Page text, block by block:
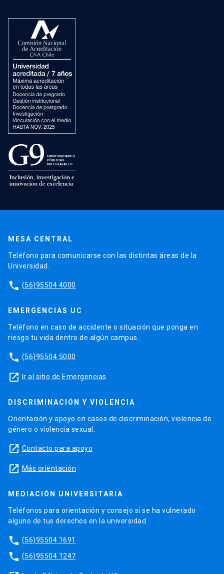
MESA CENTRAL
Teléfono para comunicarse con las distintas áreas de la
Universidad.
phone (56)95504 4000
EMERGENCIAS UC
Teléfono en caso de accidente o situación que ponga en
riesgo tu vida dentro de algún campus.
phone (56)95504 5000
launch Ir al sitio de Emergencias
DISCRIMINACIÓN Y VIOLENCIA
Orientación y apoyo en casos de discriminación, violencia de
género o violencia sexual.
launch Contacto para apoyo
launch Más orientación
MEDIACIÓN UNIVERSITARIA
Teléfonos para orientación y consejo si se ha vulnerado
alguno de tus derechos en la universidad.
phone (56)95504 1691
phone (56)95504 1247